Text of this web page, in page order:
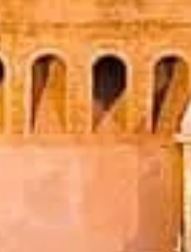
migliorare la tua visita con